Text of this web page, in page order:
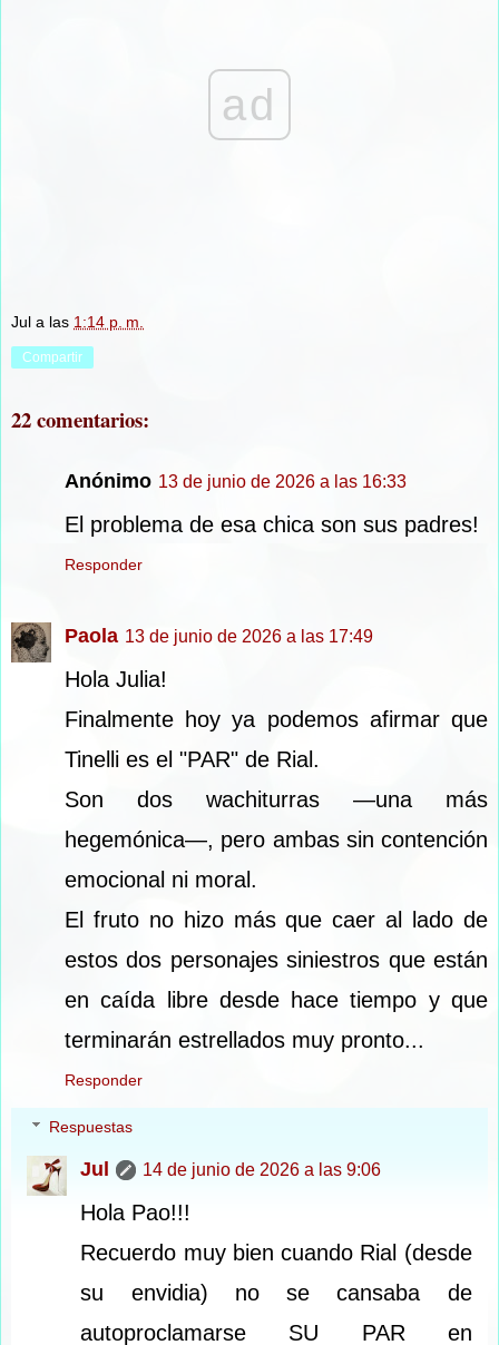
ad
Jul a las 1:14 p. m.
Compartir
22 comentarios:
Anónimo 13 de junio de 2026 a las 16:33
El problema de esa chica son sus padres!
Responder
Paola 13 de junio de 2026 a las 17:49
Hola Julia!
Finalmente hoy ya podemos afirmar que
Tinelli es el "PAR" de Rial.
Son dos wachiturras —una más
hegemónica—, pero ambas sin contención
emocional ni moral.
El fruto no hizo más que caer al lado de
estos dos personajes siniestros que están
en caída libre desde hace tiempo y que
terminarán estrellados muy pronto...
Responder
Respuestas
Jul 14 de junio de 2026 a las 9:06
Hola Pao!!!
Recuerdo muy bien cuando Rial (desde
su envidia) no se cansaba de
autoproclamarse SU PAR en